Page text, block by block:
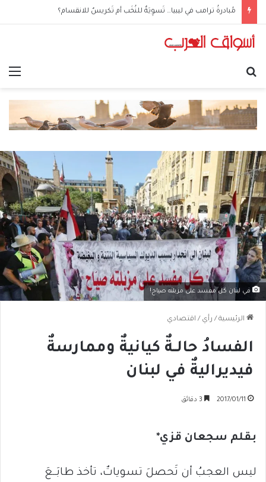
مُبادرةُ ترامب في ليبيا… تَسوِيَةٌ للنُخَب أم تَكريسٌ للانقسام؟
في لبنان كل مفسد على مزبلته صياح!
الرئيسية / رأي / اقتصادي
الفسادُ حالــةٌ كيانيةٌ وممارسةٌ
فيديراليةٌ في لبنان
2017/01/11
بقلم سجعان قزي*
ليس العجبُ أن تَحصلَ تسوياتٌ، تأخذ طابَــعَ